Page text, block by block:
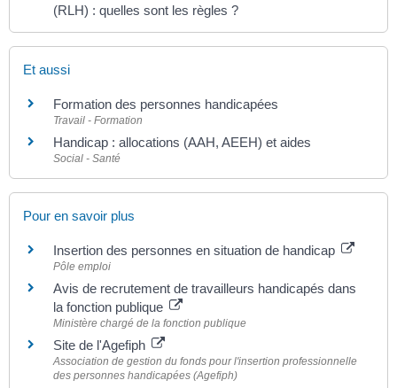
(RLH) : quelles sont les règles ?
Et aussi
Formation des personnes handicapées
Travail - Formation
Handicap : allocations (AAH, AEEH) et aides
Social - Santé
Pour en savoir plus
Insertion des personnes en situation de handicap
Pôle emploi
Avis de recrutement de travailleurs handicapés dans
la fonction publique
Ministère chargé de la fonction publique
Site de l'Agefiph
Association de gestion du fonds pour l'insertion professionnelle
des personnes handicapées (Agefiph)